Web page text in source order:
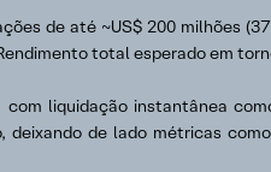
de até ~US$ 200 milhões
total esperado em
liquidação instantânea
de lado métricas